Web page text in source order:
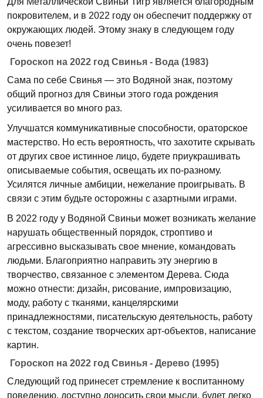
покровителем, и в 2022 году он обеспечит поддержку от
окружающих людей. Этому знаку в следующем году
очень повезет!
Гороскоп на 2022 год Свинья - Вода (1983)
Сама по себе Свинья — это Водяной знак, поэтому
общий прогноз для Свиньи этого года рождения
усиливается во много раз.
Улучшатся коммуникативные способности, ораторское
мастерство. Но есть вероятность, что захотите скрывать
от других свое истинное лицо, будете приукрашивать
описываемые события, освещать их по-разному.
Усилятся личные амбиции, нежелание проигрывать. В
связи с этим будьте осторожны с азартными играми.
В 2022 году у Водяной Свиньи может возникать желание
нарушать общественный порядок, строптиво и
агрессивно высказывать свое мнение, командовать
людьми. Благоприятно направить эту энергию в
творчество, связанное с элементом Дерева. Сюда
можно отнести: дизайн, рисование, импровизацию,
моду, работу с тканями, канцелярскими
принадлежностями, писательскую деятельность, работу
с текстом, создание творческих арт-объектов, написание
картин.
Гороскоп на 2022 год Свинья - Дерево (1995)
Следующий год принесет стремление к воспитанному
поведению, доступно доносить свои мысли, будет легко